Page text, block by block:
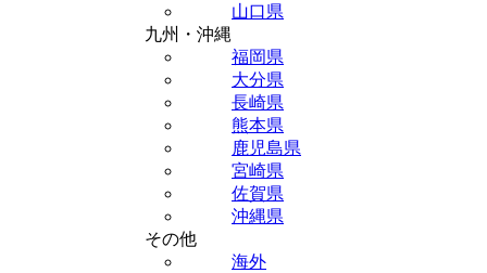
山口県
九州・沖縄
福岡県
大分県
長崎県
熊本県
鹿児島県
宮崎県
佐賀県
沖縄県
その他
海外